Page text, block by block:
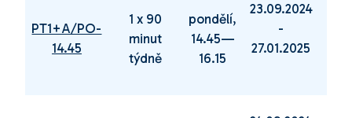
PT1+A/PO-
14.45
1 x 90
minut
týdně
pondělí,
14.45—
16.15
23.09.2024
-
27.01.2025